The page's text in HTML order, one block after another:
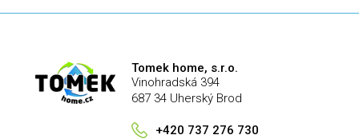
Tomek home, s.r.o.
Vinohradská 394
687 34 Uherský Brod
+420 737 276 730